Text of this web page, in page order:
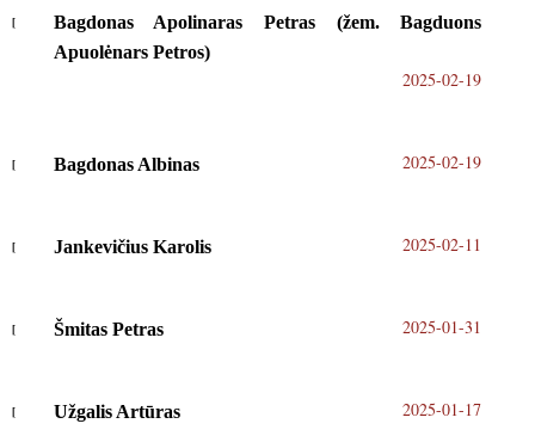
Bagdonas Apolinaras Petras (žem. Bagduons
Apuolėnars Petros)
2025-02-19
Bagdonas Albinas 2025-02-19
Jankevičius Karolis 2025-02-11
Šmitas Petras 2025-01-31
Užgalis Artūras 2025-01-17